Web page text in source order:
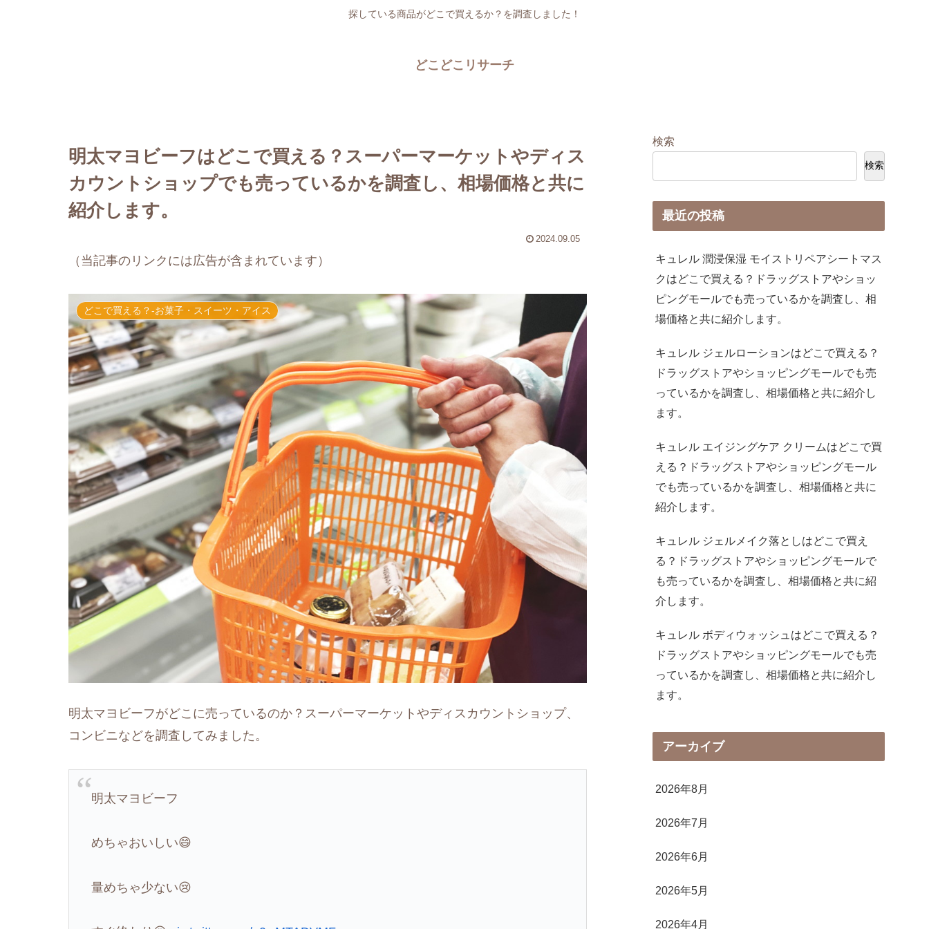
探している商品がどこで買えるか？を調査しました！
どこどこリサーチ
明太マヨビーフはどこで買える？スーパーマーケットやディス
カウントショップでも売っているかを調査し、相場価格と共に
紹介します。
2024.09.05
（当記事のリンクには広告が含まれています）
どこで買える？-お菓子・スイーツ・アイス
明太マヨビーフがどこに売っているのか？スーパーマーケットやディスカウントショップ、
コンビニなどを調査してみました。
明太マヨビーフ
めちゃおいしい😄
量めちゃ少ない😢
検索
検索
最近の投稿
キュレル 潤浸保湿 モイストリペアシートマス
クはどこで買える？ドラッグストアやショッ
ピングモールでも売っているかを調査し、相
場価格と共に紹介します。
キュレル ジェルローションはどこで買える？
ドラッグストアやショッピングモールでも売
っているかを調査し、相場価格と共に紹介し
ます。
キュレル エイジングケア クリームはどこで買
える？ドラッグストアやショッピングモール
でも売っているかを調査し、相場価格と共に
紹介します。
キュレル ジェルメイク落としはどこで買え
る？ドラッグストアやショッピングモールで
も売っているかを調査し、相場価格と共に紹
介します。
キュレル ボディウォッシュはどこで買える？
ドラッグストアやショッピングモールでも売
っているかを調査し、相場価格と共に紹介し
ます。
アーカイブ
2026年8月
2026年7月
2026年6月
2026年5月
2026年4月